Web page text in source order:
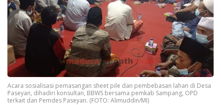
Acara sosialisasi pemasangan sheet pile dan pembebasan lahan di Desa
Paseyan, dihadiri konsultan, BBWS bersama pemkab Sampang, OPD
terkait dan Pemdes Paseyan. (FOTO: Alimuddin/MI)